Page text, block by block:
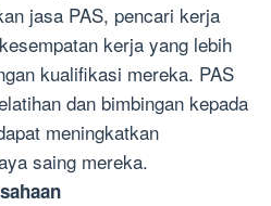
jasa PAS, pencari kerja
kerja yang lebih
kualifikasi mereka. PAS
dan bimbingan kepada
meningkatkan
saing mereka.